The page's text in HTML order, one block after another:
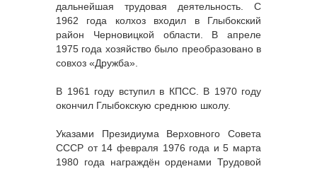
дальнейшая трудовая деятельность. С
1962 года колхоз входил в Глыбокский
район Черновицкой области. В апреле
1975 года хозяйство было преобразовано в
совхоз «Дружба».
В 1961 году вступил в КПСС. В 1970 году
окончил Глыбокскую среднюю школу.
Указами Президиума Верховного Совета
СССР от 14 февраля 1976 года и 5 марта
1980 года награждён орденами Трудовой